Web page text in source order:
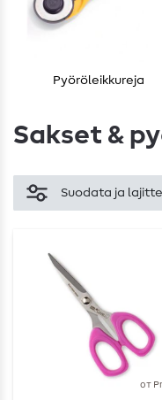
Pyöröleikkureja
Sakset &
Suodata ja
от